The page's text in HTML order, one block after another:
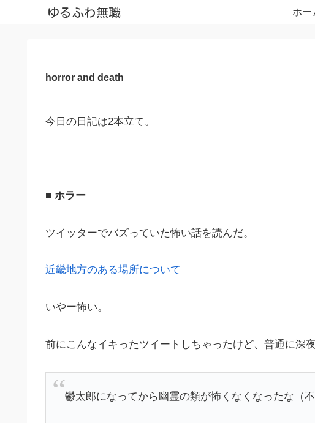
ゆるふわ無職 ホー
horror and death
今日の日記は2本立て。
■ ホラー
ツイッターでバズっていた怖い話を読んだ。
近畿地方のある場所について
いやー怖い。
前にこんなイキったツイートしちゃったけど、普通に深
鬱太郎になってから幽霊の類が怖くなくなったな（